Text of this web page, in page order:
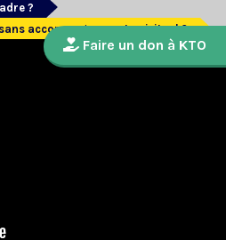
?
accompagnement spirituel ?
Faire un don à KTO